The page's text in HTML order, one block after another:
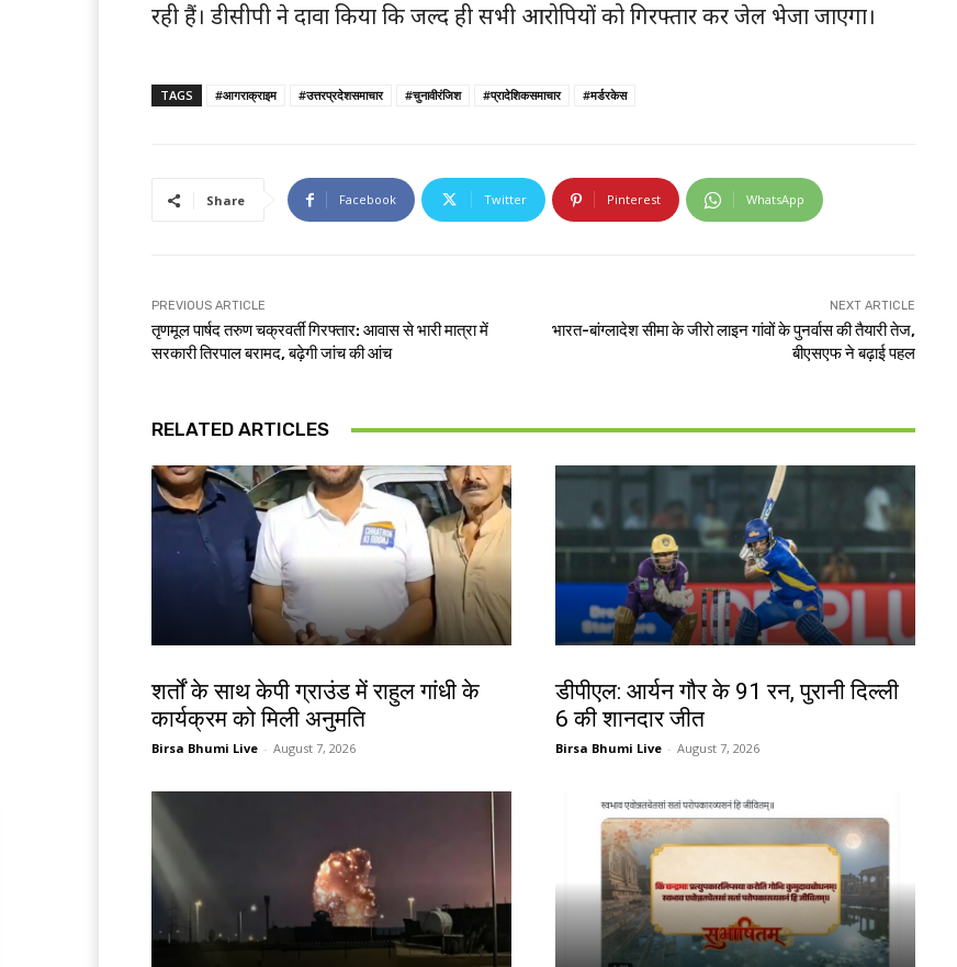
रही हैं। डीसीपी ने दावा किया कि जल्द ही सभी आरोपियों को गिरफ्तार कर जेल भेजा जाएगा।
TAGS #आगराक्राइम #उत्तरप्रदेशसमाचार #चुनावीरंजिश #प्रादेशिकसमाचार #मर्डरकेस
Share Facebook Twitter Pinterest WhatsApp
PREVIOUS ARTICLE
तृणमूल पार्षद तरुण चक्रवर्ती गिरफ्तार: आवास से भारी मात्रा में
सरकारी तिरपाल बरामद, बढ़ेगी जांच की आंच
NEXT ARTICLE
भारत-बांग्लादेश सीमा के जीरो लाइन गांवों के पुनर्वास की तैयारी तेज,
बीएसएफ ने बढ़ाई पहल
RELATED ARTICLES
शर्तों के साथ केपी ग्राउंड में राहुल गांधी के
कार्यक्रम को मिली अनुमति
Birsa Bhumi Live - August 7, 2026
डीपीएल: आर्यन गौर के 91 रन, पुरानी दिल्ली
6 की शानदार जीत
Birsa Bhumi Live - August 7, 2026